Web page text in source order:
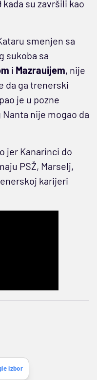
kada su završili kao
smenjen sa
sukoba sa
i Mazrauijem, nije
da ga trenerski
je u pozne
Nanta nije mogao da
jer Kanarinci do
PSŽ, Marselj,
karijeri
izbor